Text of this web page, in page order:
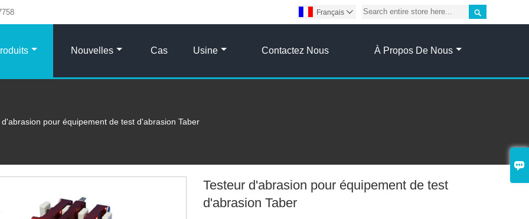


Français 
Nouvelles Cas Usine Contactez Nous À Propos De Nous
d'abrasion pour équipement de test d'abrasion Taber
Testeur d'abrasion pour équipement de test
d'abrasion Taber